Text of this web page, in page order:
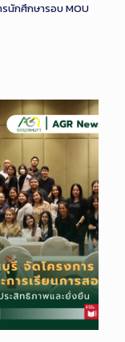
นักศึกษารอบ MOU